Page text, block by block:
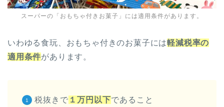
スーパーの「おもちゃ付きお菓子」には適用条件があります。
いわゆる食玩、おもちゃ付きのお菓子には軽減税率の
適用条件があります。
税抜きで １万円以下であること